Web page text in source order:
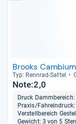
Brooks
Typ: Renn­rad-​Sat­tel
Note:2,0
Druck
Praxis/Fahreindruck:
Verstellbereich
Gewicht: 3 von 5